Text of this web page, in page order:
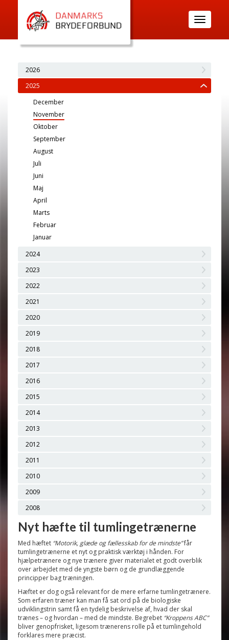
Toggle
navigation
2026
2025
December
November
Oktober
September
August
Juli
Juni
Maj
April
Marts
Februar
Januar
2024
2023
2022
2021
2020
2019
2018
2017
2016
2015
2014
2013
2012
2011
2010
2009
2008
Nyt hæfte til tumlingetrænerne
Med hæftet “Motorik, glæde og fællesskab for de mindste”får
tumlingetrænerne et nyt og praktisk værktøj i hånden. For
hjælpetrænere og nye trænere giver materialet et godt overblik
over arbejdet med de yngste børn og de grundlæggende
principper bag træningen.
Hæftet er dog også relevant for de mere erfarne tumlingetrænere.
Som erfaren træner kan man få sat ord på de biologiske
udviklingstrin samt få en tydelig beskrivelse af, hvad der skal
trænes – og hvordan – med de mindste. Begrebet “Kroppens ABC”
bliver genopfrisket, ligesom trænerens rolle på et tumlingehold
forklares mere præcist.